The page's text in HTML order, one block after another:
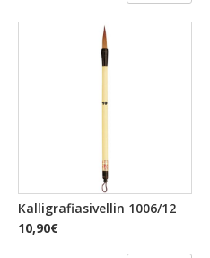
Kalligrafiasivellin 1006/12
10,90€